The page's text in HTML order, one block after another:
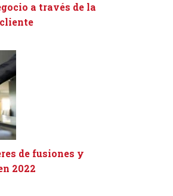
a través de la
de fusiones y
2022